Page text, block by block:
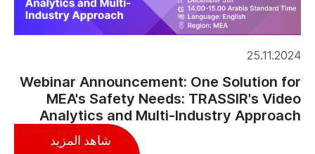
25.11.2024
Webinar Announcement: One Solution for
MEA's Safety Needs: TRASSIR's Video
Analytics and Multi-Industry Approach
شاهد المزيد